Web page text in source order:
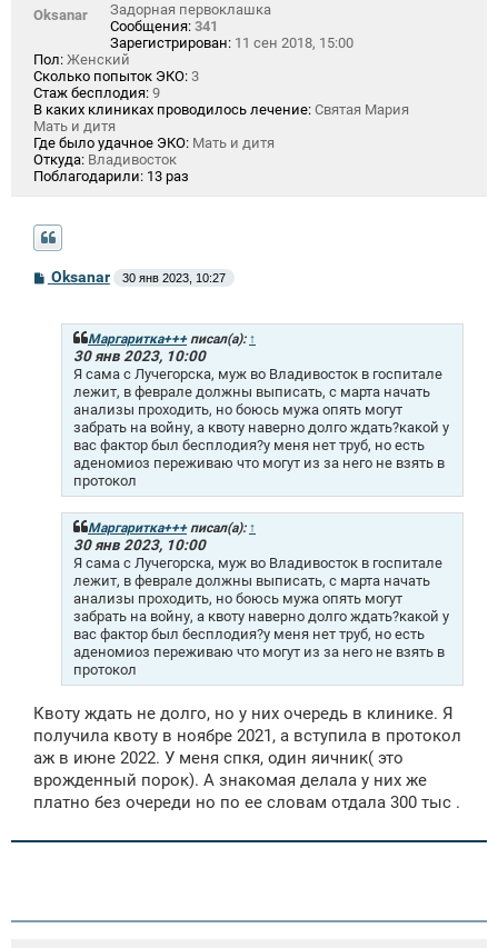
Oksanar
Задорная первоклашка
Сообщения: 341
Зарегистрирован: 11 сен 2018, 15:00
Пол: Женский
Сколько попыток ЭКО: 3
Стаж бесплодия: 9
В каких клиниках проводилось лечение: Святая Мария
Мать и дитя
Где было удачное ЭКО: Мать и дитя
Откуда: Владивосток
Поблагодарили: 13 раз
СOksanar 30 янв 2023, 10:27
Маргаритка+++писал(а): ↑
30 янв 2023, 10:00
Я сама с Лучегорска, муж во Владивосток в госпитале
лежит, в феврале должны выписать, с марта начать
анализы проходить, но боюсь мужа опять могут
забрать на войну, а квоту наверно долго ждать?какой у
вас фактор был бесплодия?у меня нет труб, но есть
аденомиоз переживаю что могут из за него не взять в
протокол
Маргаритка+++писал(а): ↑
30 янв 2023, 10:00
Я сама с Лучегорска, муж во Владивосток в госпитале
лежит, в феврале должны выписать, с марта начать
анализы проходить, но боюсь мужа опять могут
забрать на войну, а квоту наверно долго ждать?какой у
вас фактор был бесплодия?у меня нет труб, но есть
аденомиоз переживаю что могут из за него не взять в
протокол
Квоту ждать не долго, но у них очередь в клинике. Я
получила квоту в ноябре 2021, а вступила в протокол
аж в июне 2022. У меня спкя, один яичник( это
врожденный порок). А знакомая делала у них же
платно без очереди но по ее словам отдала 300 тыс .